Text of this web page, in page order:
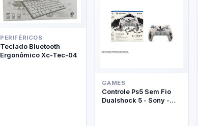
PERIFÉRICOS
Teclado Bluetooth
Ergonômico Xc-Tec-04
GAMES
Controle Ps5 Sem Fio
Dualshock 5 - Sony -